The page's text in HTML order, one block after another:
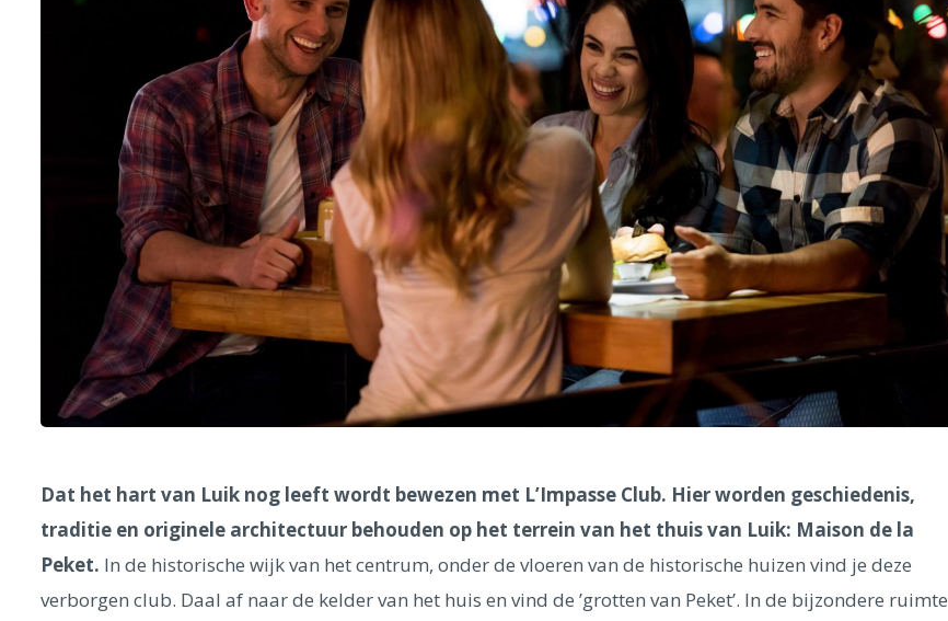
Dat het hart van Luik nog leeft wordt bewezen met L’Impasse Club. Hier worden geschiedenis,
traditie en originele architectuur behouden op het terrein van het thuis van Luik: Maison de la
Peket. In de historische wijk van het centrum, onder de vloeren van de historische huizen vind je deze
verborgen club. Daal af naar de kelder van het huis en vind de ’grotten van Peket’. In de bijzondere ruimte